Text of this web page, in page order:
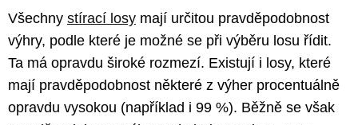
Všechny stírací losy mají určitou pravděpodobnost
výhry, podle které je možné se při výběru losu řídit.
Ta má opravdu široké rozmezí. Existují i losy, které
mají pravděpodobnost některé z výher procentuálně
opravdu vysokou (například i 99 %). Běžně se však